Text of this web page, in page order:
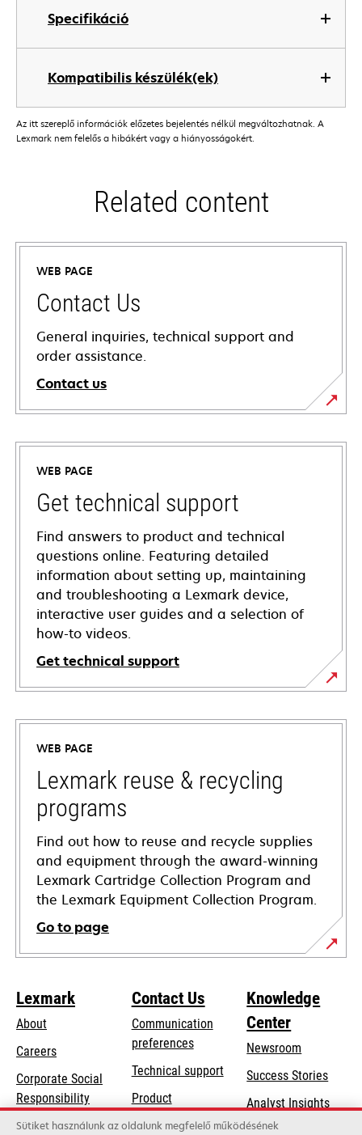
Specifikáció
Kompatibilis készülék(ek)
Az itt szereplő információk előzetes bejelentés nélkül megváltozhatnak. A
Lexmark nem felelős a hibákért vagy a hiányosságokért.
Related content
WEB PAGE
Contact Us
General inquiries, technical support and
order assistance.
Contact us
WEB PAGE
Get technical support
Find answers to product and technical
questions online. Featuring detailed
information about setting up, maintaining
and troubleshooting a Lexmark device,
interactive user guides and a selection of
how-to videos.
Get technical support
opens
in
new
tab
WEB PAGE
Lexmark reuse & recycling
programs
Find out how to reuse and recycle supplies
and equipment through the award-winning
Lexmark Cartridge Collection Program and
the Lexmark Equipment Collection Program.
Go to page
Lexmark
About
Careers
Corporate Social
Responsibilityopens
Sustainability
Contact Us
Communication
preferences
Technical supportopens
a
new
Product
registration
Knowledge
Center
Newsroom
Success Stories
Analyst Insights
Sütiket használunk az oldalunk megfelelő működésének